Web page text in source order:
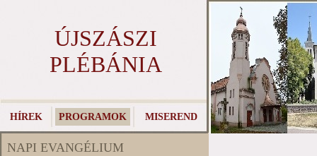
ÚJSZÁSZI
PLÉBÁNIA
HÍREK PROGRAMOK MISEREND
NAPI EVANGÉLIUM